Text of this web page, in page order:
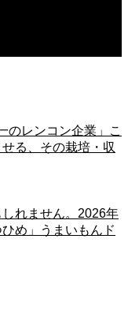
のレンコン企業」こ
る、その栽培・収
れません。2026年
め」うまいもんド